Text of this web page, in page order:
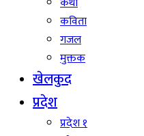
कविता
गजल
मुक्तक
खेलकुद
प्रदेश
प्रदेश १